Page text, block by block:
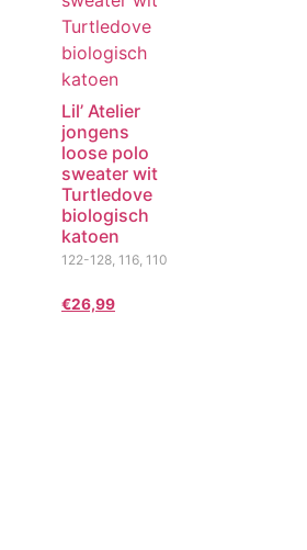
Lil’ Atelier
jongens
loose polo
sweater wit
Turtledove
biologisch
katoen
122-128, 116, 110
€26,99